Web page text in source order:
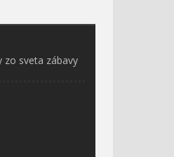
zo sveta zábavy